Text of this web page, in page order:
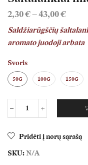
2,30€–43,00€Price
2,30 €
Saldžiarūgščių
aromato juodoji arbata
Svoris
50G 100G 150G
produkto
Šaltalankiai
imbieras
Pridėti į norų sąrašą
SKU: N/A